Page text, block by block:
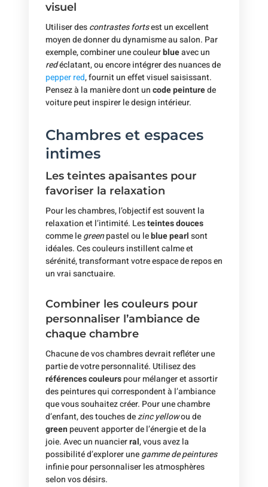
visuel
Utiliser descontrastes fortsest un excellent
moyen de donner du dynamisme au salon. Par
exemple, combiner une couleurblueavec un
redéclatant, ou encore intégrer des nuances de
pepper red, fournit un effet visuel saisissant.
Pensez à la manière dont uncode peinturede
voiture peut inspirer le design intérieur.
Chambres et espaces
intimes
Les teintes apaisantes pour
favoriser la relaxation
Pour les chambres, l’objectif est souvent la
relaxation et l’intimité. Lesteintes douces
comme legreenpastel ou leblue pearlsont
idéales. Ces couleurs instillent calme et
sérénité, transformant votre espace de repos en
un vrai sanctuaire.
Combiner les couleurs pour
personnaliser l’ambiance de
chaque chambre
Chacune de vos chambres devrait refléter une
partie de votre personnalité. Utilisez des
références couleurspour mélanger et assortir
des peintures qui correspondent à l’ambiance
que vous souhaitez créer. Pour une chambre
d’enfant, des touches dezinc yellowou de
green peuvent apporter de l’énergie et de la
joie. Avec un nuancierral, vous avez la
possibilité d’explorer unegamme de peintures
infinie pour personnaliser les atmosphères
selon vos désirs.